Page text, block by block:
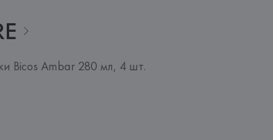
Bicos Ambar 280 мл, 4 шт.